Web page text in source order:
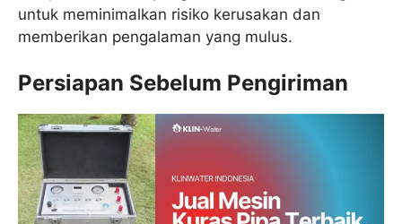
untuk meminimalkan risiko kerusakan dan
memberikan pengalaman yang mulus.
Persiapan Sebelum Pengiriman